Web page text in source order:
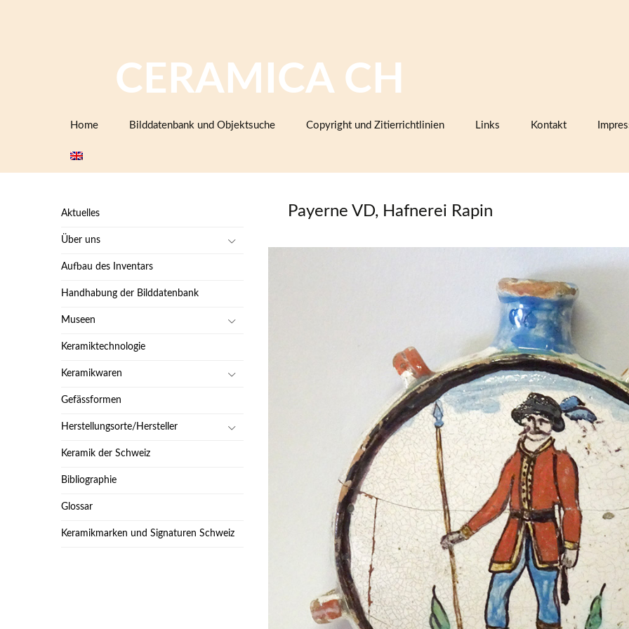
CERAMICA CH
springen
Home Bilddatenbank und Objektsuche Copyright und Zitierrichtlinien Links
Keramiklexika, Glossare,
Museen und Institutionen in der
Schweiz (inklusive
Europäische Töpferei- und
Keramikmuseen, Museen mit
Keramiksammlungen
Keramikfilme
Kontakt
Payerne VD, Hafnerei Rapin
Aktuelles
Über uns
Aufbau des Inventars
Handhabung der Bilddatenbank
Museen
Keramiktechnologie
Keramikwaren
Gefässformen
Herstellungsorte/Hersteller
Keramik der Schweiz
Bibliographie
Glossar
Keramikmarken und Signaturen Schweiz